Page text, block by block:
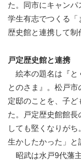
た。同市にキャン
学生有志でつくる「
歴史館と連携して制
戸定歴史館と連携
絵本の題名は『と
とのさま』。松戸
定邸のことを、子
た。戸定歴史館館長
しても堅くなりが
生かしたかった」と
昭武は水戸9代藩